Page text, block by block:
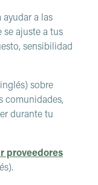
a las
se ajuste a tus
sensibilidad
sobre
comunidades,
durante tu
proveedores